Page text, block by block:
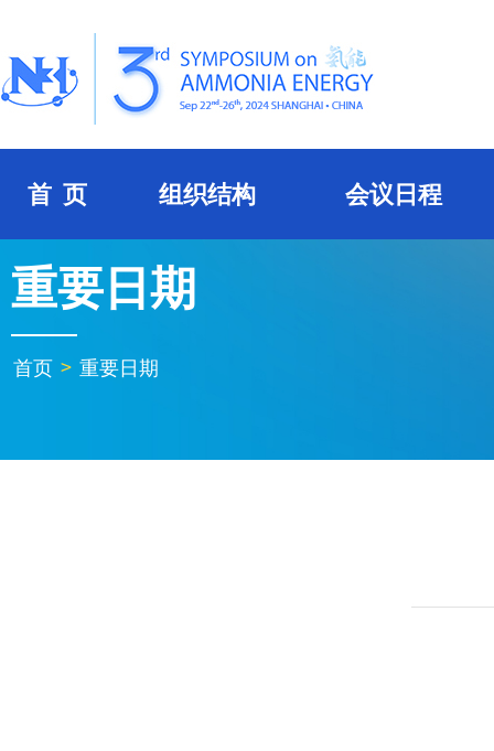
首 页 组织结构 会议日程
重要日期
首页 > 重要日期